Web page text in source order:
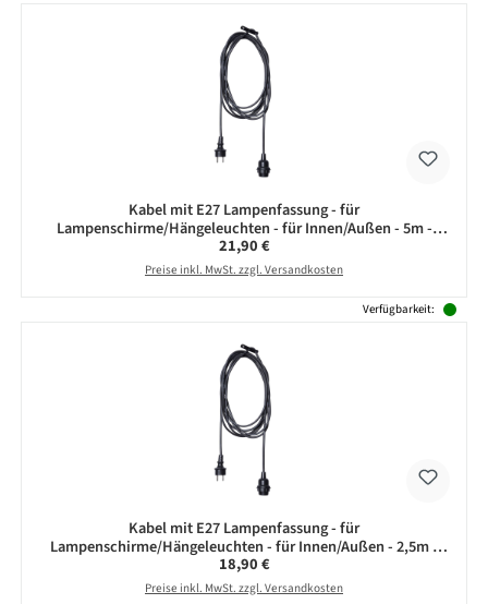
Kabel mit E27 Lampenfassung - für
Lampenschirme/Hängeleuchten - für Innen/Außen - 5m -
schwarz
Regulärer Preis:
21,90 €
Preise inkl. MwSt. zzgl. Versandkosten
Verfügbarkeit:
Kabel mit E27 Lampenfassung - für
Lampenschirme/Hängeleuchten - für Innen/Außen - 2,5m -
schwarz
Regulärer Preis:
18,90 €
Preise inkl. MwSt. zzgl. Versandkosten